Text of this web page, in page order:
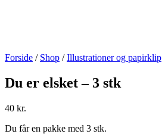
Forside / Shop /Illustrationer og papirklip
Du er elsket – 3 stk
40 kr.
Du får en pakke med 3 stk.